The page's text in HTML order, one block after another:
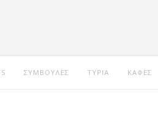
ΣΥΜΒΟΥΛΕΣ ΤΥΡΙΑ ΚΑΦΕΣ